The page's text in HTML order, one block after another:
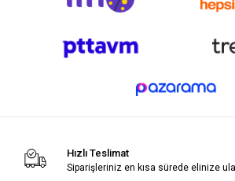
Hızlı Teslimat
Siparişleriniz en kısa sürede elinize